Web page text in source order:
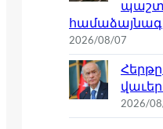
2026/08/07
2026/